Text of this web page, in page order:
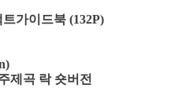
가이드북 (132P)
제곡 락 숏버전